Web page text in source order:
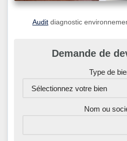
Audit diagnostic
Demande de
Type de
Nom ou